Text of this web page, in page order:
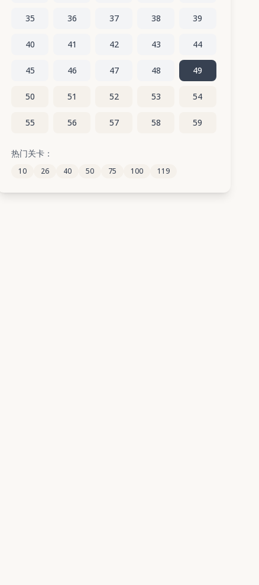
35 36 37 38 39
40 41 42 43 44
45 46 47 48 49
50 51 52 53 54
55 56 57 58 59
60
65 66 67 68
热门关卡：
10 26 40 50 75 100 119